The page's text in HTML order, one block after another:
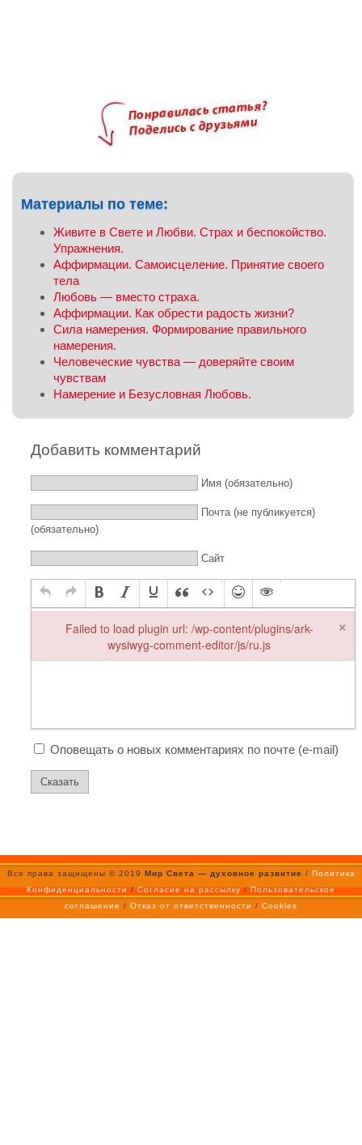
Материалы по теме:
Живите в Свете и Любви. Страх и беспокойство.
Упражнения.
Аффирмации. Самоисцеление. Принятие своего
тела
Любовь — вместо страха.
Аффирмации. Как обрести радость жизни?
Сила намерения. Формирование правильного
намерения.
Человеческие чувства — доверяйте своим
чувствам
Намерение и Безусловная Любовь.
Добавить комментарий
Имя (обязательно)
Почта (не публикуется)
(обязательно)
Сайт
Оповещать о новых комментариях по почте (e-mail)
Все права защищены © 2019 Мир Света — духовное развитие / Политика
Конфиденциальности/Согласие на рассылку/Пользовательское
соглашение / Отказ от ответственности / Cookies
Failed to load plugin url: /wp-content/plugins/ark-
wysiwyg-comment-editor/js/ru.js
×
Failed to load plugin url: /wp-content/plugins/ark-wysiwyg-